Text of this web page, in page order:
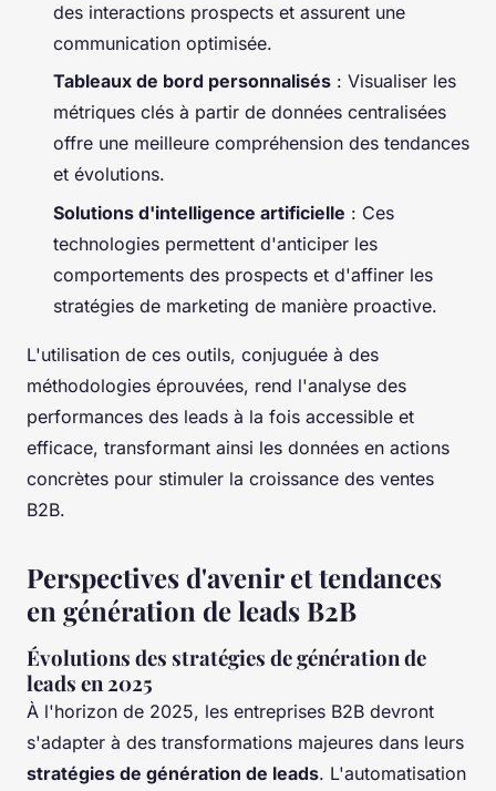
des interactions prospects et assurent une
communication optimisée.
Tableaux de bord personnalisés : Visualiser les
métriques clés à partir de données centralisées
offre une meilleure compréhension des tendances
et évolutions.
Solutions d'intelligence artificielle : Ces
technologies permettent d'anticiper les
comportements des prospects et d'affiner les
stratégies de marketing de manière proactive.
L'utilisation de ces outils, conjuguée à des
méthodologies éprouvées, rend l'analyse des
performances des leads à la fois accessible et
efficace, transformant ainsi les données en actions
concrètes pour stimuler la croissance des ventes
B2B.
Perspectives d'avenir et tendances
en génération de leads B2B
Évolutions des stratégies de génération de
leads en 2025
À l'horizon de 2025, les entreprises B2B devront
s'adapter à des transformations majeures dans leurs
stratégies de génération de leads. L'automatisation